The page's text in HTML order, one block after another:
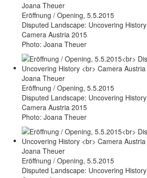
Eröffnung / Opening, 5.5.2015
Disputed Landscape: Uncovering History
Camera Austria 2015
Photo: Joana Theuer
Eröffnung / Opening, 5.5.2015
Disputed Landscape: Uncovering History
Camera Austria 2015
Photo: Joana Theuer
Eröffnung / Opening, 5.5.2015
Disputed Landscape: Uncovering History